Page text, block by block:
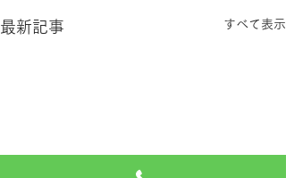
最新記事 すべて表示